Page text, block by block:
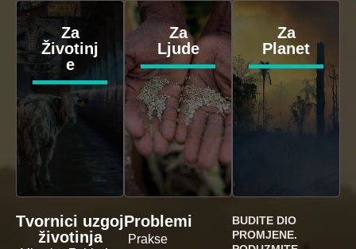
Za
Životinj
e
Za
Ljude
Za
Planet
Tvornici uzgoj
životinja
Problemi
Prakse
BUDITE DIO
PROMJENE.